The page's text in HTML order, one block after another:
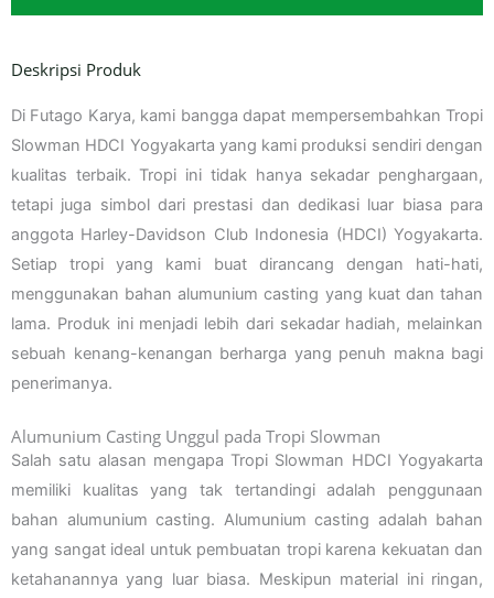
Deskripsi Produk
Di Futago Karya, kami bangga dapat mempersembahkan Tropi
Slowman HDCI Yogyakarta yang kami produksi sendiri dengan
kualitas terbaik. Tropi ini tidak hanya sekadar penghargaan,
tetapi juga simbol dari prestasi dan dedikasi luar biasa para
anggota Harley-Davidson Club Indonesia (HDCI) Yogyakarta.
Setiap tropi yang kami buat dirancang dengan hati-hati,
menggunakan bahan alumunium casting yang kuat dan tahan
lama. Produk ini menjadi lebih dari sekadar hadiah, melainkan
sebuah kenang-kenangan berharga yang penuh makna bagi
penerimanya.
Alumunium Casting Unggul pada Tropi Slowman
Salah satu alasan mengapa Tropi Slowman HDCI Yogyakarta
memiliki kualitas yang tak tertandingi adalah penggunaan
bahan alumunium casting. Alumunium casting adalah bahan
yang sangat ideal untuk pembuatan tropi karena kekuatan dan
ketahanannya yang luar biasa. Meskipun material ini ringan,